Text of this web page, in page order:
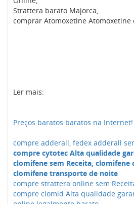
Strattera barato Majorca,
comprar Atomoxetine Atomoxetine
Ler mais:
Preços baratos baratos na
compre adderall, fedex adderall
compre cytotec Alta qualidade
clomifene sem Receita, clomifene
clomifene transporte de noite
compre strattera online sem
compre clomid Alta qualidade